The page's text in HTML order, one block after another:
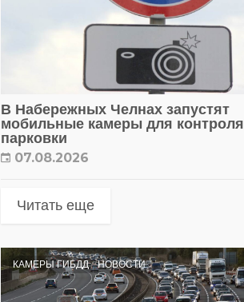
В Набережных Челнах запустят
мобильные камеры для контроля
парковки
07.08.2026
Читать еще
КАМЕРЫ ГИБДД НОВОСТИ